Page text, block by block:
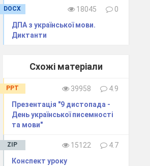
DOCX 18045
0
ДПА з української мови.
Диктанти
Схожі матеріали
PPT 39958
4.9
Презентація "9 дистопада -
День української писемності
та мови"
ZIP 15122
4.7
Конспект уроку